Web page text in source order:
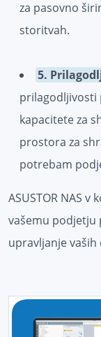
za pasovno
storitvah.
5.
prilagodljivosti
kapacitete za
prostora za
potrebam
ASUSTOR NAS
vašemu podjetju
upravljanje